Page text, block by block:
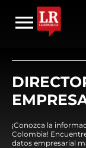
¡Conozca la
Colombia!
datos empresarial